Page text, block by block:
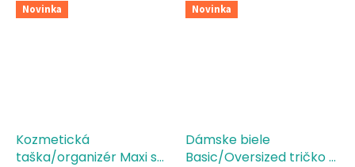
Novinka
Kozmetická
taška/organizér Maxi s
Novinka
Dámske biele
Basic/Oversized tričko s